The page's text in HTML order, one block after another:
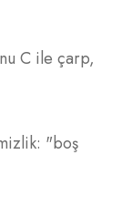
C ile çarp,
"boş